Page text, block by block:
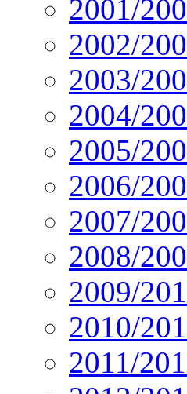
2001/
2002/
2003/
2004/
2005/
2006/
2007/
2008/
2009/
2010/
2011/